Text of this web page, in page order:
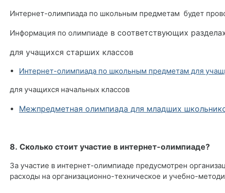
Интернет-олимпиада по школьным предметам будет
Информация по олимпиаде в соответствующих
для учащихся старших классов
Интернет-олимпиада по школьным предметам для
для учащихся начальных классов
Межпредметная олимпиада для младших
8. Сколько стоит участие в интернет-олимпиаде?
За участие в интернет-олимпиаде предусмотрен
расходы на организационно-техническое и учебно-